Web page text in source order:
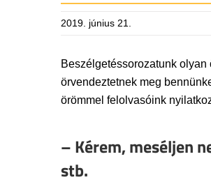
2019. június 21.
Beszélgetéssorozatunk
örvendeztetnek meg
örömmel felolvasóink
– Kérem, meséljen
stb.